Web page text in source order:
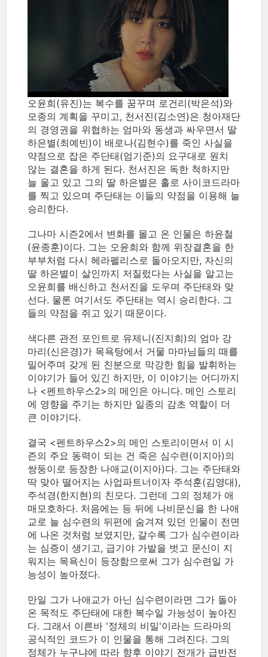
오윤희(유진)는 복수를 꿈꾸며 로건리(박은석)와
모종의 계획을 꾸미고, 천서진(김소연)은 청아재단
의 경영권을 위협하는 엄마와 동생과 싸우면서 딸
하은별(최예빈)이 배로나(김현수)를 죽인 사실을
약점으로 잡은 주단태(엄기준)의 요구대로 원치
않는 결혼을 하게 된다. 천서진은 독한 척하지만
늘 울고 있고 그의 딸 하은별은 홀로 사이코드라마
를 찍고 있으며 주단태는 이들의 약점을 이용해 늘
승리한다.
그나마 시즌2에서 변화를 몰고 온 인물은 하윤철
(윤종훈)이다. 그는 오윤희와 함께 위장결혼을 한
부부처럼 다시 헤라펠리스로 돌아오지만, 자신의
딸 하은별이 살인까지 저질렀다는 사실을 알고는
오윤희를 배신하고 천서진을 도우며 주단태와 맞
선다. 물론 여기서도 주단태는 역시 승리한다. 그
들의 약점을 쥐고 있기 때문이다.
색다른 관전 포인트로 유제니(진지희)의 엄마 강
마리(신은경)가 목욕탕에서 거물 마마님들의 때를
밀어주며 갖게 된 친분으로 막강한 힘을 발휘하는
이야기가 들어 있긴 하지만, 이 이야기는 어디까지
나 <펜트하우스2>의 메인은 아니다. 메인 스토리
에 영향을 주기는 하지만 일종의 감초 역할이 더
큰 이야기다.
결국 <펜트하우스2>의 메인 스토리이면서 이 시
즌의 주요 동력이 되는 건 죽은 심수련(이지아)의
쌍둥이로 등장한 나애교(이지아)다. 그는 주단태와
딱 맞아 떨어지는 사업파트너이자 주석훈(김영대),
주석경(한지현)의 친모다. 그런데 그의 정체가 애
매모호하다. 처음에는 등 뒤에 나비문신을 한 나애
교로 늘 심수련의 뒤편에 숨겨져 있던 인물이 전면
에 나온 것처럼 보였지만, 갈수록 그가 심수련이라
는 심증이 생기고, 급기야 가발을 벗고 문신이 지
워지는 목욕신이 등장함으로써 그가 심수련일 가
능성이 높아졌다.
만일 그가 나애교가 아닌 심수련이라면 그가 돌아
온 목적도 주단태에 대한 복수일 가능성이 높아진
다. 그래서 이른바 '정체의 비밀'이라는 드라마의
공식적인 코드가 이 인물을 통해 그려진다. 그의
정체가 누구냐에 따라 향후 이야기 전개가 급반전